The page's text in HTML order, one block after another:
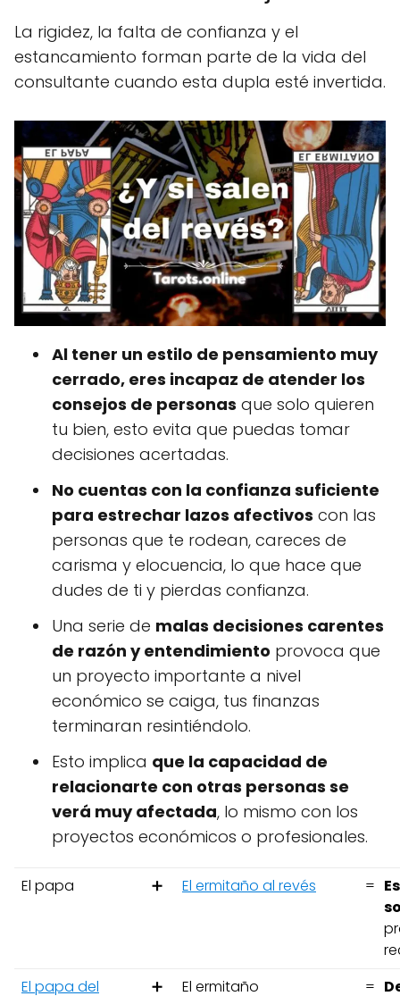
La rigidez, la falta de confianza y el
estancamiento forman parte de la vida del
consultante cuando esta dupla esté invertida.
Al tener un estilo de pensamiento muy
cerrado, eres incapaz de atender los
consejos de personas que solo quieren
tu bien, esto evita que puedas tomar
decisiones acertadas.
No cuentas con la confianza suficiente
para estrechar lazos afectivos con las
personas que te rodean, careces de
carisma y elocuencia, lo que hace que
dudes de ti y pierdas confianza.
Una serie de malas decisiones carentes
de razón y entendimiento provoca que
un proyecto importante a nivel
económico se caiga, tus finanzas
terminaran resintiéndolo.
Esto implica que la capacidad de
relacionarte con otras personas se
verá muy afectada, lo mismo con los
proyectos económicos o profesionales.
El papa ➕ El ermitaño al revés =
El papa del
➕ El ermitaño =